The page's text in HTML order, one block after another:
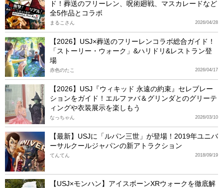
ド！葬送のフリーレン、呪術廻戦、マスカレードなど
全5作品とコラボ
2026/04/28
まるこさん
【2026】USJ×葬送のフリーレンコラボ総合ガイド！
「ストーリー・ウォーク」&ハリドリ&レストラン登
場
2026/04/17
赤色のたこ
【2026】USJ『ウィキッド 永遠の約束』セレブレー
ションをガイド！エルファバ＆グリンダとのグリーテ
ィングや衣装展示を楽しもう
2026/03/10
なっちゃん
【最新】USJに「ルパン三世」が登場！2019年ユニバ
ーサルクールジャパンの新アトラクション
2018/09/19
てんてん
【USJ×モンハン】アイスボーンXRウォークを徹底解